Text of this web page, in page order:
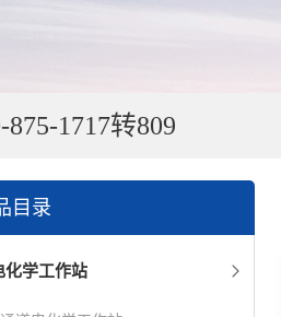
875-1717转809
目录
化学工作站